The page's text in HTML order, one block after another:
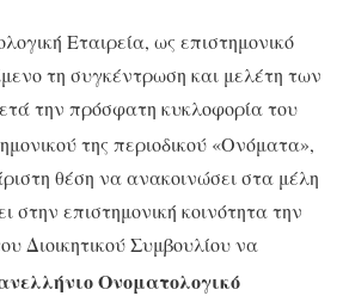
Εταιρεία, ως επιστημονικό
τη συγκέντρωση και μελέτη των
την πρόσφατη κυκλοφορία του
της περιοδικού «Ονόματα»,
θέση να ανακοινώσει στα μέλη
στην επιστημονική κοινότητα την
Διοικητικού Συμβουλίου να
Ονοματολογικό